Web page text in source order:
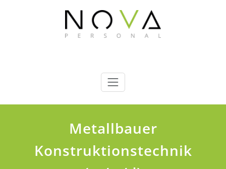
Nova Personal GmbH
Metallbauer
Konstruktionstechnik